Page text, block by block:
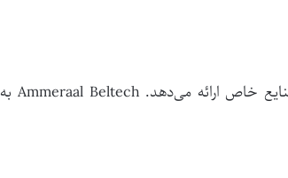
این شرکت هلندی، تسمه‌های نقاله با تکنولوژی پیشرفته تولید می‌کند و راهکارهای سفارشی برای صنایع خاص ارائه می‌دهد. Ammeraal Beltech به